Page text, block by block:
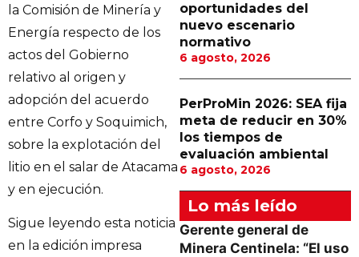
la Comisión de Minería y
Energía respecto de los
actos del Gobierno
relativo al origen y
adopción del acuerdo
entre Corfo y Soquimich,
sobre la explotación del
litio en el salar de Atacama
y en ejecución.
Sigue leyendo esta noticia
en la edición impresa
oportunidades del
nuevo escenario
normativo
6 agosto, 2026
PerProMin 2026: SEA fija
meta de reducir en 30%
los tiempos de
evaluación ambiental
6 agosto, 2026
Lo más leído
Gerente general de
Minera Centinela: “El uso